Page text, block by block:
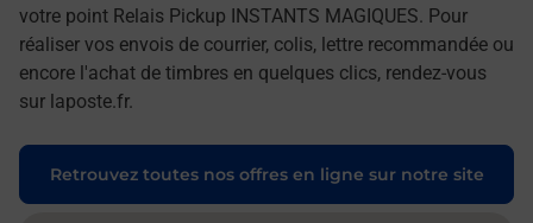
votre point Relais Pickup INSTANTS MAGIQUES. Pour
réaliser vos envois de courrier, colis, lettre recommandée ou
encore l'achat de timbres en quelques clics, rendez-vous
sur laposte.fr.
Retrouvez toutes nos offres en ligne sur notre site